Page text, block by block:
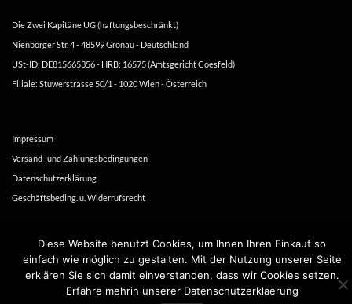
Die Zwei Kapitäne UG (haftungsbeschränkt)
Nienborger Str. 4 - 48599 Gronau - Deutschland
USt-ID: DE815665356 - HRB: 16575 (Amtsgericht Coesfeld)
Filiale: Stuwerstrasse 50/1 - 1020 Wien - Österreich
Impressum
Versand- und Zahlungsbedingungen
Datenschutzerklärung
Geschäftsbeding. u. Widerrufsrecht
Copyright 2016-2026 © Die zwei Kapitäne
Diese Website benutzt Cookies, um Ihnen Ihren Einkauf so
einfach wie möglich zu gestalten. Mit der Nutzung unserer Seite
erklären Sie sich damit einverstanden, dass wir Cookies setzen.
Erfahre mehrin unserer Datenschutzerklaerung